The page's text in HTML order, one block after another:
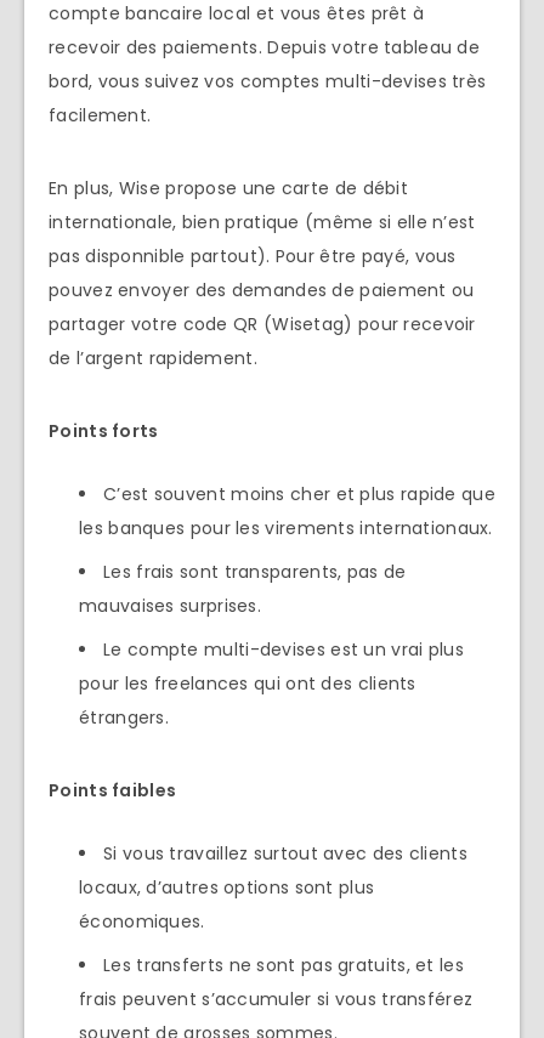
compte bancaire local et vous êtes prêt à
recevoir des paiements. Depuis votre tableau de
bord, vous suivez vos comptes multi-devises très
facilement.
En plus, Wise propose une carte de débit
internationale, bien pratique (même si elle n’est
pas disponnible partout). Pour être payé, vous
pouvez envoyer des demandes de paiement ou
partager votre code QR (Wisetag) pour recevoir
de l’argent rapidement.
Points forts
C’est souvent moins cher et plus rapide que
les banques pour les virements internationaux.
Les frais sont transparents, pas de
mauvaises surprises.
Le compte multi-devises est un vrai plus
pour les freelances qui ont des clients
étrangers.
Points faibles
Si vous travaillez surtout avec des clients
locaux, d’autres options sont plus
économiques.
Les transferts ne sont pas gratuits, et les
frais peuvent s’accumuler si vous transférez